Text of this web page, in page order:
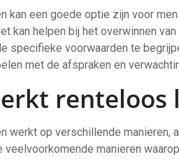
kan een goede optie zijn voor
kan helpen bij het overwinnen
specifieke voorwaarden te
met de afspraken en
renteloos
werkt op verschillende manieren,
veelvoorkomende manieren